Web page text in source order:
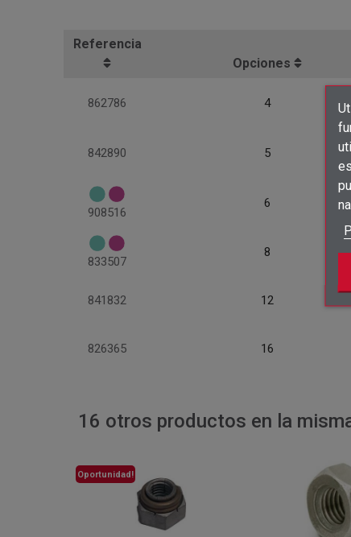
Referencia
Opciones
862786 4
842890 5
908516
6
833507
8
841832 12
826365 16
16 otros productos en la
Oportunidad!